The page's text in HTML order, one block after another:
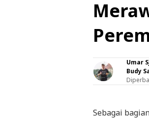
Umar
Budy
Sebagai